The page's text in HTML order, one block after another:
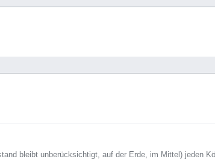
bleibt unberücksichtigt, auf der Erde, im Mittel) jeden